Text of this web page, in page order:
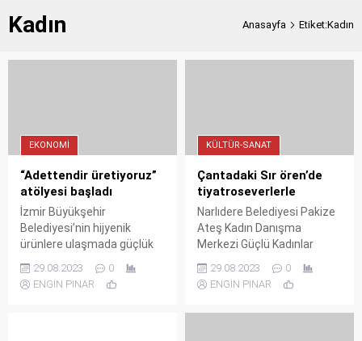
Kadın Anasayfa Etiket:Kadın
EKONOMI
“Adettendir üretiyoruz”
atölyesi başladı
İzmir Büyükşehir
Belediyesi’nin hijyenik
ürünlere ulaşmada güçlük
geçirdiği “Adettendir
Üretiyoruz” atölyesi başladı.
29.08.2023
0
ENGİN PINAR
KÜLTÜR-SANAT
Çantadaki Sır ören’de
tiyatroseverlerle
Narlıdere Belediyesi Pakize
Ateş Kadın Danışma
Merkezi Güçlü Kadınlar
Sır" adlı tiyatro gösterisini
Ören Amfi Tiyatro'da
29.08.2023
0
ENGİN PINAR